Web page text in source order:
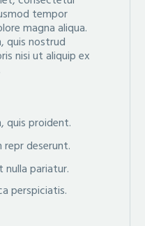
tempor
magna aliqua.
quis nostrud
nisi ut aliquip ex
quis proident.
repr deserunt.
nulla pariatur.
perspiciatis.